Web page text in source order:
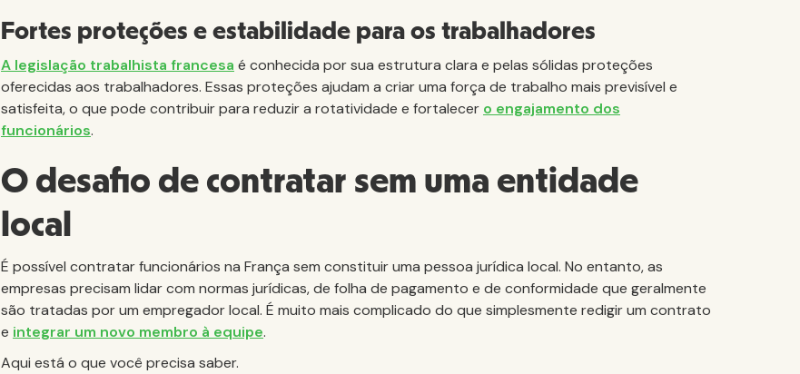
Fortes proteções e estabilidade para os trabalhadores
A legislação trabalhista francesa é conhecida por sua estrutura clara e pelas sólidas proteções
oferecidas aos trabalhadores. Essas proteções ajudam a criar uma força de trabalho mais previsível e
satisfeita, o que pode contribuir para reduzir a rotatividade e fortalecer o engajamento dos
funcionários.
O desafio de contratar sem uma entidade
local
É possível contratar funcionários na França sem constituir uma pessoa jurídica local. No entanto, as
empresas precisam lidar com normas jurídicas, de folha de pagamento e de conformidade que geralmente
são tratadas por um empregador local. É muito mais complicado do que simplesmente redigir um contrato
e integrar um novo membro à equipe.
Aqui está o que você precisa saber.